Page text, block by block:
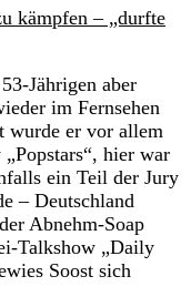
kämpfen – „durfte
Jährigen aber
im Fernsehen
wurde er vor allem
hier war
ein Teil der Jury
– Deutschland
Abnehm-Soap
Talkshow „Daily
Soost sich